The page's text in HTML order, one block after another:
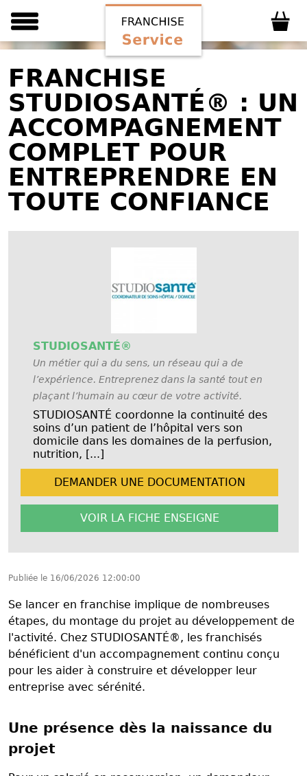
FRANCHISE
STUDIOSANTÉ® : UN
ACCOMPAGNEMENT
COMPLET POUR
ENTREPRENDRE EN
TOUTE CONFIANCE
STUDIOSANTÉ®
Un métier qui a du sens, un réseau qui a de
l’expérience. Entreprenez dans la santé tout en
plaçant l’humain au cœur de votre activité.
STUDIOSANTÉ coordonne la continuité des
soins d’un patient de l’hôpital vers son
domicile dans les domaines de la perfusion,
nutrition, [...]
DEMANDER UNE DOCUMENTATION
VOIR LA FICHE ENSEIGNE
Publiée le 16/06/2026 12:00:00
Se lancer en franchise implique de nombreuses
étapes, du montage du projet au développement de
l'activité. Chez STUDIOSANTÉ®, les franchisés
bénéficient d'un accompagnement continu conçu
pour les aider à construire et développer leur
entreprise avec sérénité.
Une présence dès la naissance du
projet